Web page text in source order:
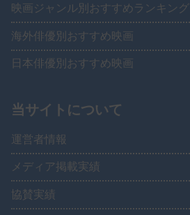
映画ジャンル別おすすめランキング
海外俳優別おすすめ映画
日本俳優別おすすめ映画
当サイトについて
運営者情報
メディア掲載実績
協賛実績